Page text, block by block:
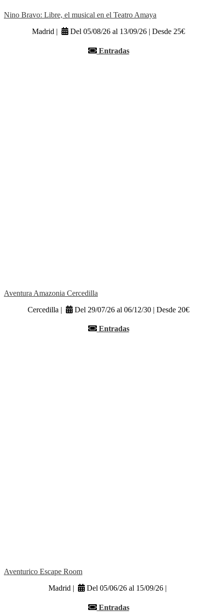
Nino Bravo: Libre, el musical en el Teatro Amaya
Madrid |
Del 05/08/26 al 13/09/26 | Desde 25€
Entradas
Aventura Amazonia Cercedilla
Cercedilla |
Del 29/07/26 al 06/12/30 | Desde 20€
Entradas
Aventurico Escape Room
Madrid |
Del 05/06/26 al 15/09/26 |
Entradas